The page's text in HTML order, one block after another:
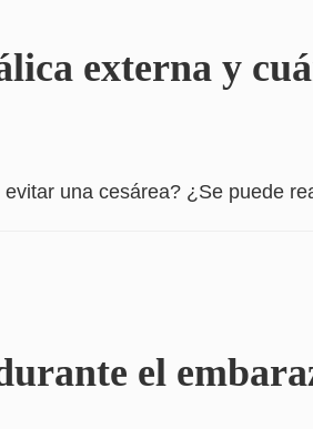
externa y
una cesárea? ¿Se puede
el